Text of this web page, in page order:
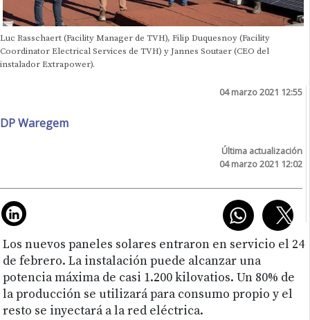
Luc Rasschaert (Facility Manager de TVH), Filip Duquesnoy (Facility
Coordinator Electrical Services de TVH) y Jannes Soutaer (CEO del
instalador Extrapower).
04 marzo 2021 12:55
DP Waregem
Última actualización
04 marzo 2021 12:02
Los nuevos paneles solares entraron en servicio el 24
de febrero. La instalación puede alcanzar una
potencia máxima de casi 1.200 kilovatios. Un 80% de
la producción se utilizará para consumo propio y el
resto se inyectará a la red eléctrica.